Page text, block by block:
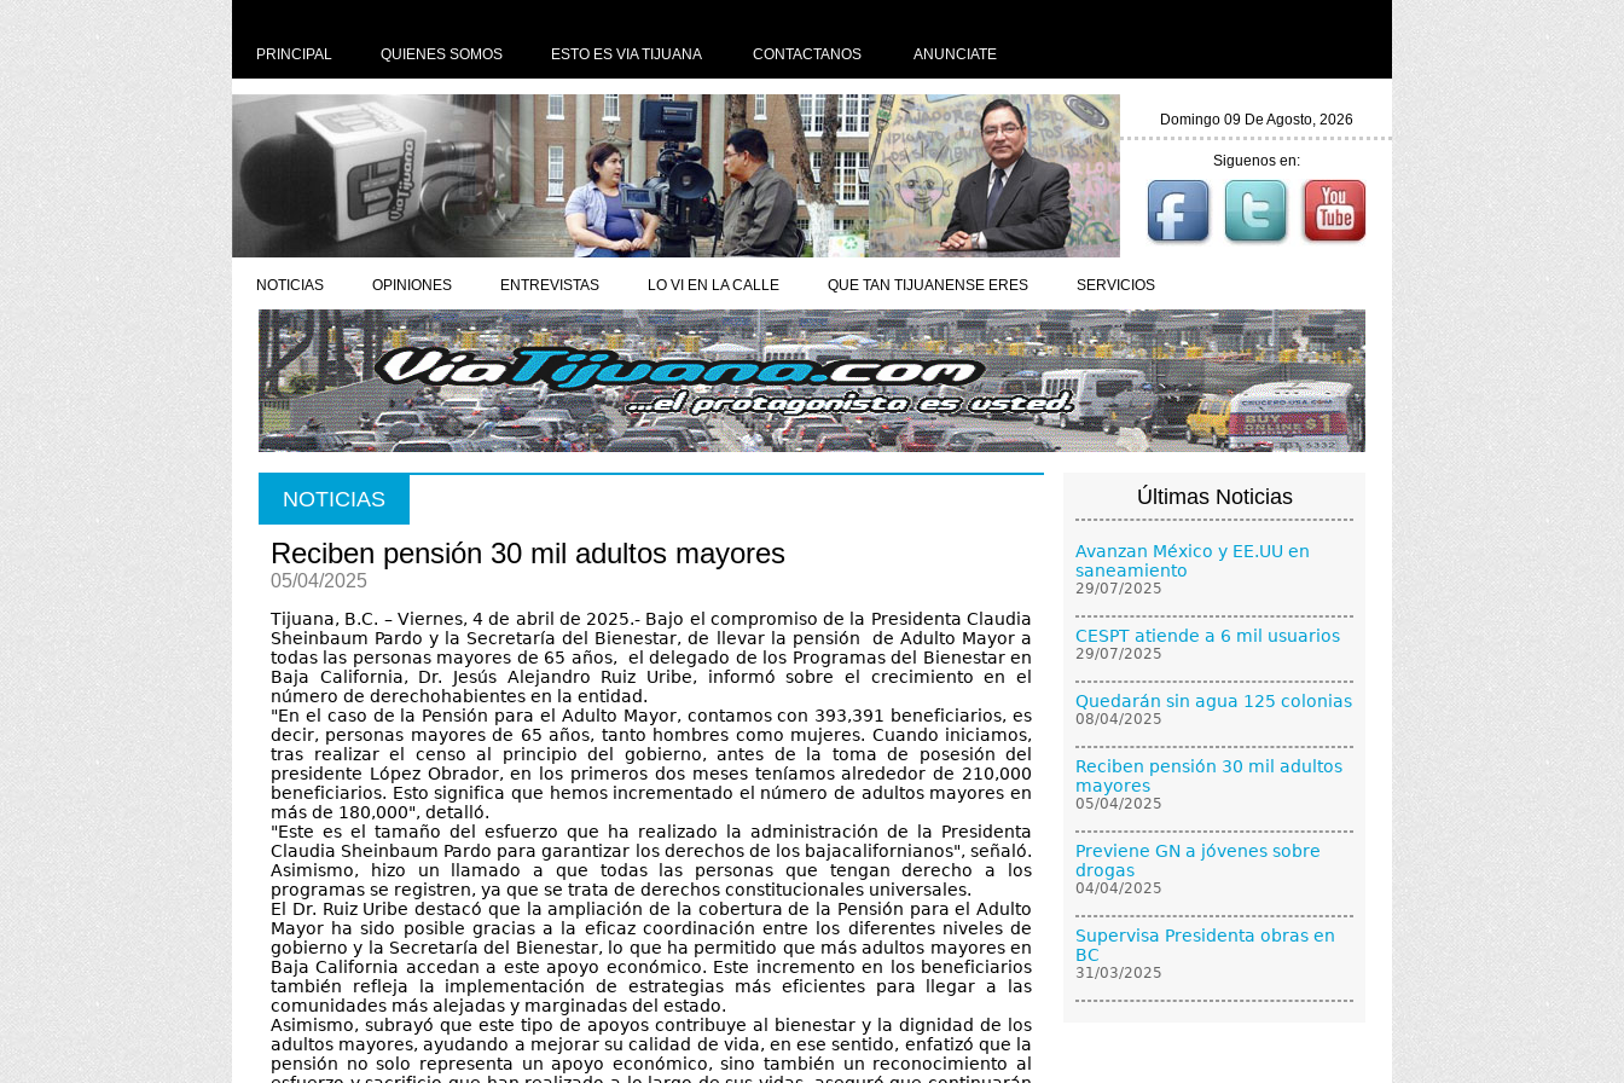
PRINCIPAL QUIENES SOMOS ESTO ES VIA TIJUANA CONTACTANOS ANUNCIATE
Domingo 09 De Agosto, 2026
Siguenos en:
NOTICIAS OPINIONES ENTREVISTAS LO VI EN LA CALLE QUE TAN TIJUANENSE ERES SERVICIOS
NOTICIAS
Reciben pensión 30 mil adultos mayores
05/04/2025
Tijuana, B.C. – Viernes, 4 de abril de 2025.- Bajo el compromiso de la Presidenta Claudia
Sheinbaum Pardo y la Secretaría del Bienestar, de llevar la pensión de Adulto Mayor a
todas las personas mayores de 65 años, el delegado de los Programas del Bienestar en
Baja California, Dr. Jesús Alejandro Ruiz Uribe, informó sobre el crecimiento en el
número de derechohabientes en la entidad.
"En el caso de la Pensión para el Adulto Mayor, contamos con 393,391 beneficiarios, es
decir, personas mayores de 65 años, tanto hombres como mujeres. Cuando iniciamos,
tras realizar el censo al principio del gobierno, antes de la toma de posesión del
presidente López Obrador, en los primeros dos meses teníamos alrededor de 210,000
beneficiarios. Esto significa que hemos incrementado el número de adultos mayores en
más de 180,000", detalló.
"Este es el tamaño del esfuerzo que ha realizado la administración de la Presidenta
Claudia Sheinbaum Pardo para garantizar los derechos de los bajacalifornianos", señaló.
Asimismo, hizo un llamado a que todas las personas que tengan derecho a los
programas se registren, ya que se trata de derechos constitucionales universales.
El Dr. Ruiz Uribe destacó que la ampliación de la cobertura de la Pensión para el Adulto
Mayor ha sido posible gracias a la eficaz coordinación entre los diferentes niveles de
gobierno y la Secretaría del Bienestar, lo que ha permitido que más adultos mayores en
Baja California accedan a este apoyo económico. Este incremento en los beneficiarios
también refleja la implementación de estrategias más eficientes para llegar a las
comunidades más alejadas y marginadas del estado.
Asimismo, subrayó que este tipo de apoyos contribuye al bienestar y la dignidad de los
adultos mayores, ayudando a mejorar su calidad de vida, en ese sentido, enfatizó que la
pensión no solo representa un apoyo económico, sino también un reconocimiento al
Últimas Noticias
Avanzan México y EE.UU en
saneamiento
29/07/2025
CESPT atiende a 6 mil usuarios
29/07/2025
Quedarán sin agua 125 colonias
08/04/2025
Reciben pensión 30 mil adultos
mayores
05/04/2025
Previene GN a jóvenes sobre
drogas
04/04/2025
Supervisa Presidenta obras en
BC
31/03/2025